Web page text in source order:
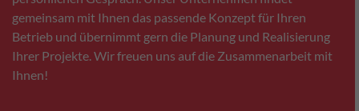
gemeinsam mit Ihnen das passende Konzept für Ihren
Betrieb und übernimmt gern die Planung und Realisierung
Ihrer Projekte. Wir freuen uns auf die Zusammenarbeit mit
Ihnen!